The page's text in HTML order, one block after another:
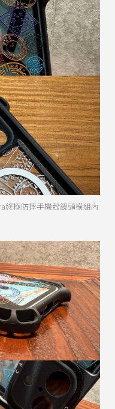
終極防摔手機殼鏡頭模組內